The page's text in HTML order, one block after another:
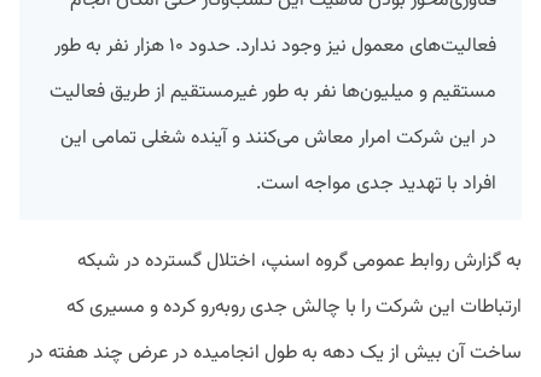
فعالیت‌های معمول نیز وجود ندارد. حدود ۱۰ هزار نفر به طور
مستقیم و میلیون‌ها نفر به طور غیرمستقیم از طریق فعالیت
در این شرکت امرار معاش می‌کنند و آینده شغلی تمامی این
افراد با تهدید جدی مواجه است.
به گزارش روابط عمومی گروه اسنپ، اختلال گسترده در شبکه
ارتباطات این شرکت را با چالش جدی روبه‌رو کرده و مسیری که
ساخت آن بیش از یک دهه به طول انجامیده در عرض چند هفته در